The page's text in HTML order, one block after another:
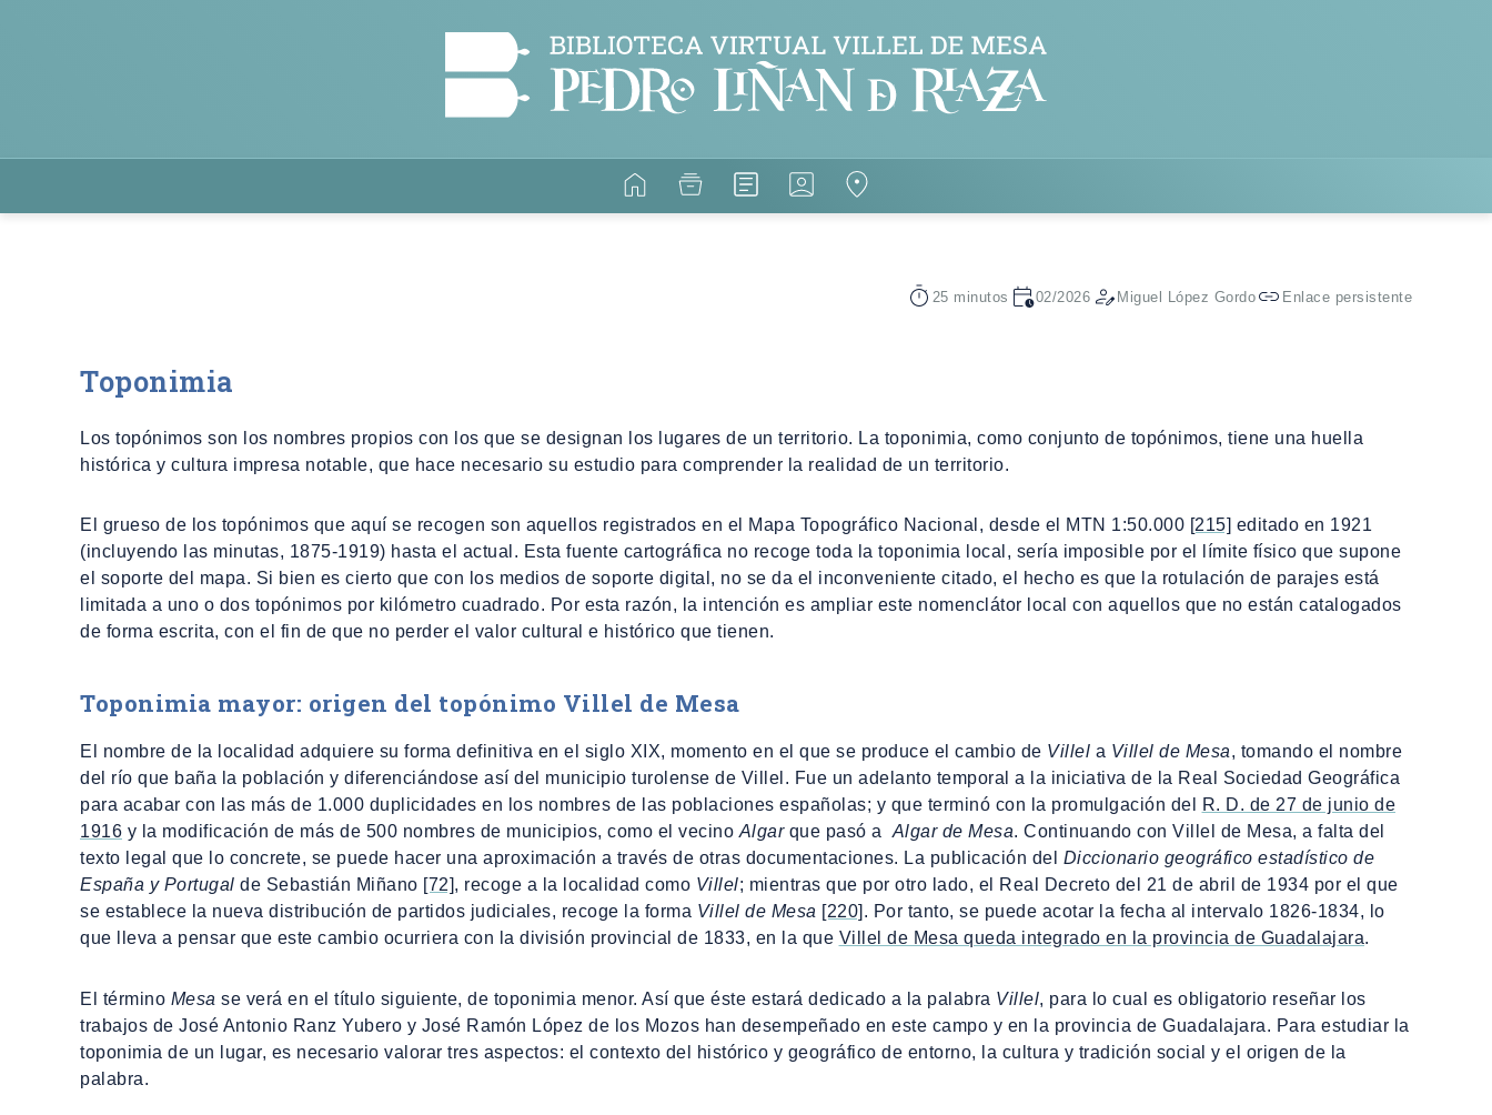
25 minutos 02/2026 Miguel López Gordo Enlace persistente
Toponimia
Los topónimos son los nombres propios con los que se designan los lugares de un territorio. La toponimia, como conjunto de topónimos, tiene una huella
histórica y cultura impresa notable, que hace necesario su estudio para comprender la realidad de un territorio.
El grueso de los topónimos que aquí se recogen son aquellos registrados en el Mapa Topográfico Nacional, desde el MTN 1:50.000 [215] editado en 1921
(incluyendo las minutas, 1875-1919) hasta el actual. Esta fuente cartográfica no recoge toda la toponimia local, sería imposible por el límite físico que supone
el soporte del mapa. Si bien es cierto que con los medios de soporte digital, no se da el inconveniente citado, el hecho es que la rotulación de parajes está
limitada a uno o dos topónimos por kilómetro cuadrado. Por esta razón, la intención es ampliar este nomenclátor local con aquellos que no están catalogados
de forma escrita, con el fin de que no perder el valor cultural e histórico que tienen.
Toponimia mayor: origen del topónimo Villel de Mesa
El nombre de la localidad adquiere su forma definitiva en el siglo XIX, momento en el que se produce el cambio de Villel a Villel de Mesa, tomando el nombre
del río que baña la población y diferenciándose así del municipio turolense de Villel. Fue un adelanto temporal a la iniciativa de la Real Sociedad Geográfica
para acabar con las más de 1.000 duplicidades en los nombres de las poblaciones españolas; y que terminó con la promulgación del
R. D. de 27 de junio de
1916 y la modificación de más de 500 nombres de municipios, como el vecino Algarque pasó a Algar de Mesa. Continuando con Villel de Mesa, a falta del
texto legal que lo concrete, se puede hacer una aproximación a través de otras documentaciones. La publicación del Diccionario geográfico estadístico de
España y Portugal de Sebastián Miñano [72], recoge a la localidad como Villel; mientras que por otro lado, el Real Decreto del 21 de abril de 1934 por el que
se establece la nueva distribución de partidos judiciales, recoge la forma Villel de Mesa [220] . Por tanto, se puede acotar la fecha al intervalo 1826-1834, lo
que lleva a pensar que este cambio ocurriera con la división provincial de 1833, en la que Villel de Mesa queda integrado en la provincia de Guadalajara.
El término Mesa se verá en el título siguiente, de toponimia menor. Así que éste estará dedicado a la palabra Villel, para lo cual es obligatorio reseñar los
trabajos de José Antonio Ranz Yubero y José Ramón López de los Mozos han desempeñado en este campo y en la provincia de Guadalajara. Para estudiar la
toponimia de un lugar, es necesario valorar tres aspectos: el contexto del histórico y geográfico de entorno, la cultura y tradición social y el origen de la
palabra.